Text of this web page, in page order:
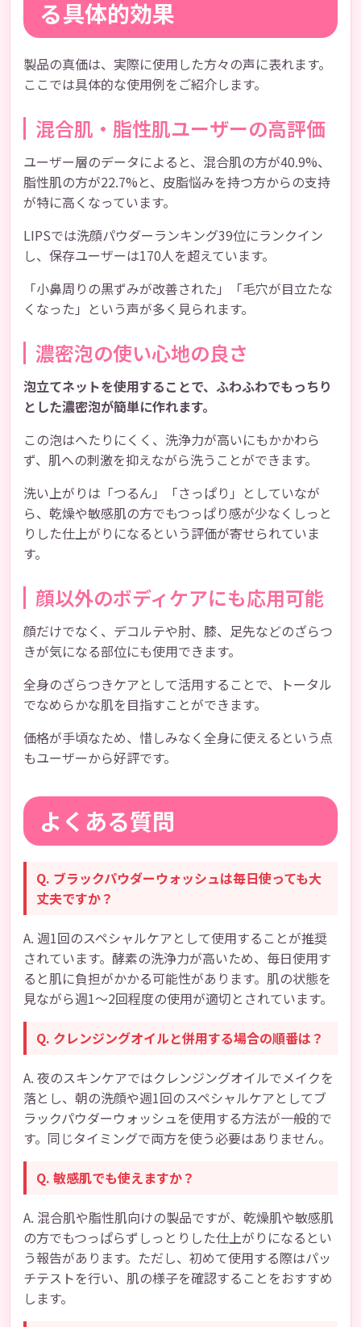
る具体的効果
製品の真価は、実際に使用した方々の声に表れます。
ここでは具体的な使用例をご紹介します。
混合肌・脂性肌ユーザーの高評価
ユーザー層のデータによると、混合肌の方が40.9%、
脂性肌の方が22.7%と、皮脂悩みを持つ方からの支持
が特に高くなっています。
LIPSでは洗顔パウダーランキング39位にランクイン
し、保存ユーザーは170人を超えています。
「小鼻周りの黒ずみが改善された」「毛穴が目立たな
くなった」という声が多く見られます。
濃密泡の使い心地の良さ
泡立てネットを使用することで、ふわふわでもっちり
とした濃密泡が簡単に作れます。
この泡はへたりにくく、洗浄力が高いにもかかわら
ず、肌への刺激を抑えながら洗うことができます。
洗い上がりは「つるん」「さっぱり」としていなが
ら、乾燥や敏感肌の方でもつっぱり感が少なくしっと
りした仕上がりになるという評価が寄せられていま
す。
顔以外のボディケアにも応用可能
顔だけでなく、デコルテや肘、膝、足先などのざらつ
きが気になる部位にも使用できます。
全身のざらつきケアとして活用することで、トータル
でなめらかな肌を目指すことができます。
価格が手頃なため、惜しみなく全身に使えるという点
もユーザーから好評です。
よくある質問
Q. ブラックパウダーウォッシュは毎日使っても大
丈夫ですか？
A. 週1回のスペシャルケアとして使用することが推奨
されています。酵素の洗浄力が高いため、毎日使用す
ると肌に負担がかかる可能性があります。肌の状態を
見ながら週1〜2回程度の使用が適切とされています。
Q. クレンジングオイルと併用する場合の順番は？
A. 夜のスキンケアではクレンジングオイルでメイクを
落とし、朝の洗顔や週1回のスペシャルケアとしてブ
ラックパウダーウォッシュを使用する方法が一般的で
す。同じタイミングで両方を使う必要はありません。
Q. 敏感肌でも使えますか？
A. 混合肌や脂性肌向けの製品ですが、乾燥肌や敏感肌
の方でもつっぱらずしっとりした仕上がりになるとい
う報告があります。ただし、初めて使用する際はパッ
チテストを行い、肌の様子を確認することをおすすめ
します。